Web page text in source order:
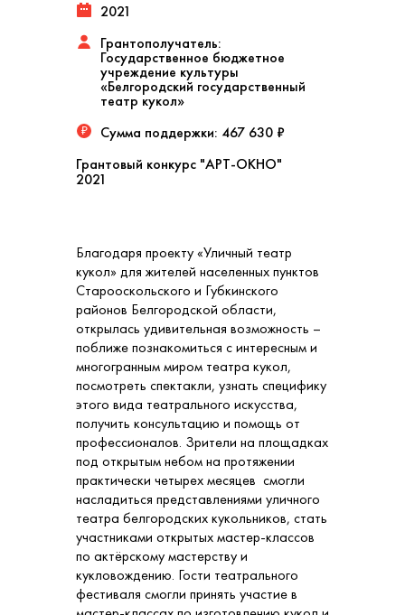
Грантовый конкурс "АРТ-ОКНО"
2021
2021
Грантополучатель:
Государственное бюджетное
учреждение культуры
«Белгородский государственный
театр кукол»
₽ Сумма поддержки: 467 630 ₽
Благодаря проекту «Уличный театр
кукол» для жителей населенных пунктов
Старооскольского и Губкинского
районов Белгородской области,
открылась удивительная возможность –
поближе познакомиться с интересным и
многогранным миром театра кукол,
посмотреть спектакли, узнать специфику
этого вида театрального искусства,
получить консультацию и помощь от
профессионалов. Зрители на площадках
под открытым небом на протяжении
практически четырех месяцев смогли
насладиться представлениями уличного
театра белгородских кукольников, стать
участниками открытых мастер-классов
по актёрскому мастерству и
кукловождению. Гости театрального
фестиваля смогли принять участие в